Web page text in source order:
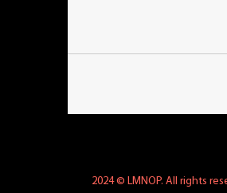
2024 © LMNOP. All rights